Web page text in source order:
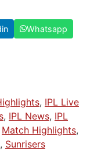
Whatsapp
, IPL Live
, IPL News, IPL
Match Highlights,
, Sunrisers